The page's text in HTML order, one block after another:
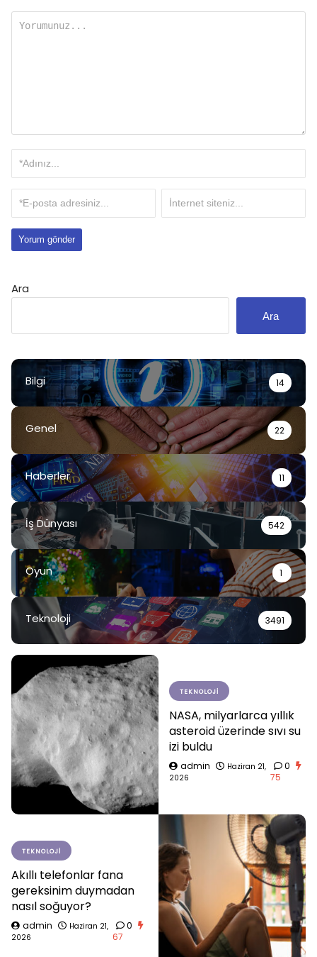
Ara
Ara
Bilgi 14
Genel 22
Haberler 11
İş Dünyası 542
Oyun 1
Teknoloji 3491
TEKNOLOJI
NASA, milyarlarca yıllık
asteroid üzerinde sıvı su
izi buldu
admin
Haziran 21,
2026
0
75
TEKNOLOJI
Akıllı telefonlar fana
gereksinim duymadan
nasıl soğuyor?
admin
Haziran 21,
2026
0
67